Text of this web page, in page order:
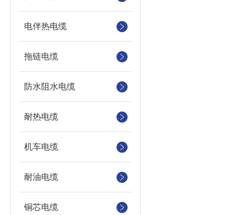
电伴热电缆
拖链电缆
防水阻水电缆
耐热电缆
机车电缆
耐油电缆
铜芯电缆